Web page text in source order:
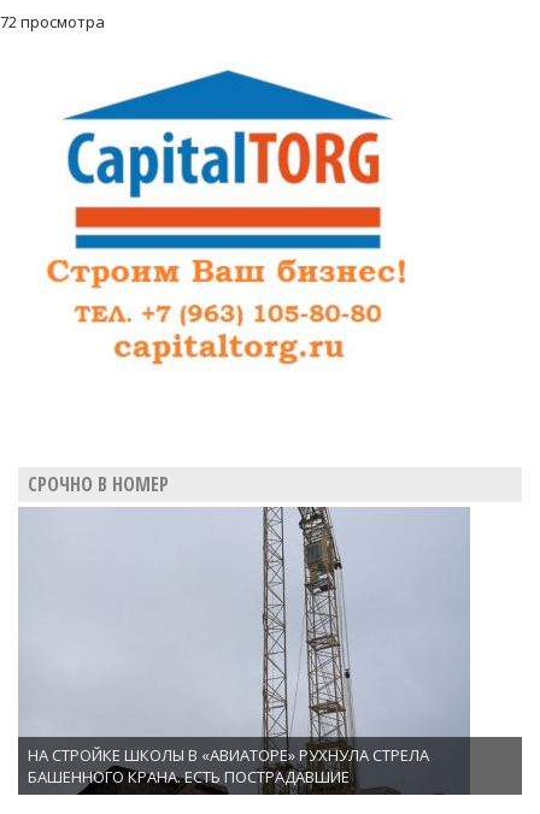
72 просмотра
СРОЧНО В НОМЕР
НА СТРОЙКЕ ШКОЛЫ В «АВИАТОРЕ» РУХНУЛА СТРЕЛА
БАШЕННОГО КРАНА. ЕСТЬ ПОСТРАДАВШИЕ